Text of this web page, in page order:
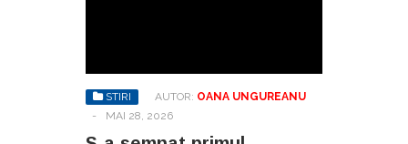
STIRI AUTOR: OANA UNGUREANU
-
MAI 28, 2026